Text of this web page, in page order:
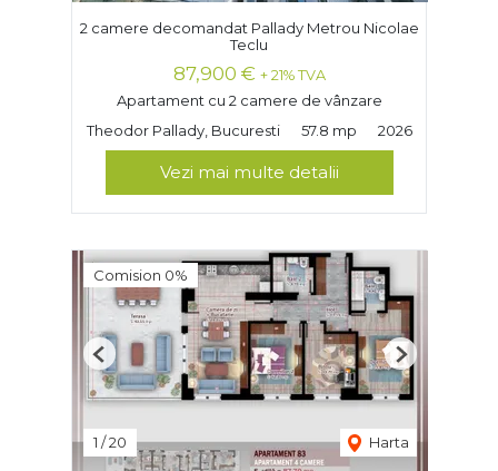
2 camere decomandat Pallady Metrou Nicolae
Teclu
87,900 € + 21% TVA
Apartament cu 2 camere de vânzare
Theodor Pallady, Bucuresti
57.8 mp 2026
Vezi mai multe detalii
Comision 0%
1 /20 Harta
Previous Next